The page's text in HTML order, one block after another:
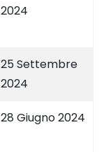
2024
25 Settembre
2024
28 Giugno 2024